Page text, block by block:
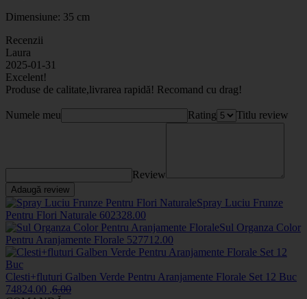
Dimensiune: 35 cm
Recenzii
Laura
2025-01-31
Excelent!
Produse de calitate,livrarea rapidă! Recomand cu drag!
Numele meu Rating Titlu review
Review
Adaugă review
Spray Luciu Frunze
Pentru Flori Naturale 602328.00
Sul Organza Color
Pentru Aranjamente Florale 527712.00
Clesti+fluturi Galben Verde Pentru Aranjamente Florale Set 12 Buc
74824.00 ,6.00